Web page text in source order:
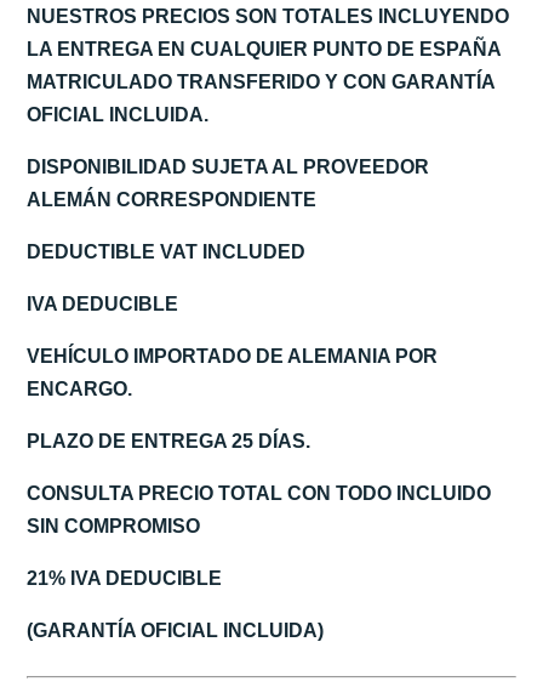
NUESTROS PRECIOS SON TOTALES INCLUYENDO
LA ENTREGA EN CUALQUIER PUNTO DE ESPAÑA
MATRICULADO TRANSFERIDO Y CON GARANTÍA
OFICIAL INCLUIDA.
DISPONIBILIDAD SUJETA AL PROVEEDOR
ALEMÁN CORRESPONDIENTE
DEDUCTIBLE VAT INCLUDED
IVA DEDUCIBLE
VEHÍCULO IMPORTADO DE ALEMANIA POR
ENCARGO.
PLAZO DE ENTREGA 25 DÍAS.
CONSULTA PRECIO TOTAL CON TODO INCLUIDO
SIN COMPROMISO
21% IVA DEDUCIBLE
(GARANTÍA OFICIAL INCLUIDA)